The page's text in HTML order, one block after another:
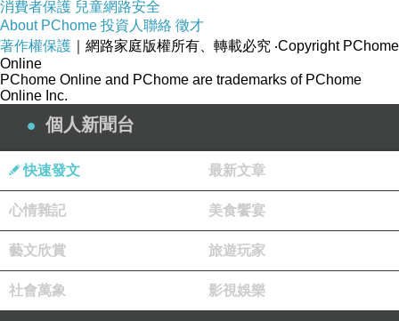
消費者保護 兒童網路安全
About PChome 投資人聯絡 徵才
著作權保護 ｜網路家庭版權所有、轉載必究 ‧Copyright PChome
Online
PChome Online and PChome are trademarks of PChome
Online Inc.
個人新聞台
快速發文 最新文章
心情雜記 美食饗宴
藝文欣賞 旅遊玩家
社會萬象 影視娛樂